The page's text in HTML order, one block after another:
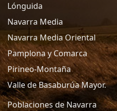
Lónguida
Navarra Media
Navarra Media Oriental
Pamplona y Comarca
Pirineo-Montaña
Valle de Basaburúa Mayor.
Poblaciones de Navarra